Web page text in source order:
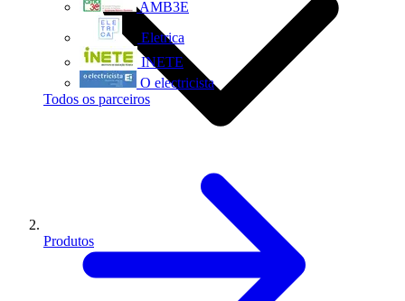
AMB3E
Eletrica
INETE
O electricista
Todos os parceiros
Produtos